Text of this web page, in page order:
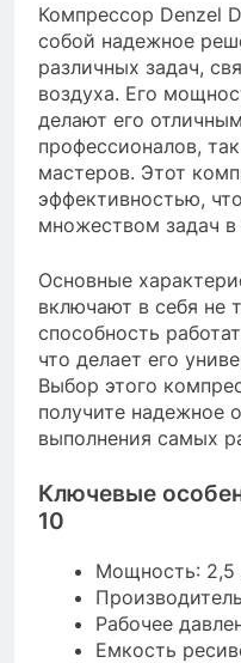
Компрессор Denzel
собой надежное
различных задач,
воздуха. Его
делают его
профессионалов,
мастеров. Этот
эффективностью,
множеством задач в
Основные
включают в себя не
способность
что делает его
Выбор этого
получите надежное
выполнения самых
Ключевые
10
Мощность: 2,5
Рабочее
Емкость